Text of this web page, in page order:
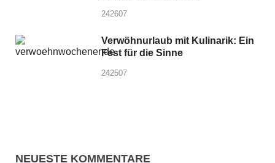
242607
Verwöhnurlaub mit Kulinarik: Ein
Fest für die Sinne
242507
NEUESTE KOMMENTARE